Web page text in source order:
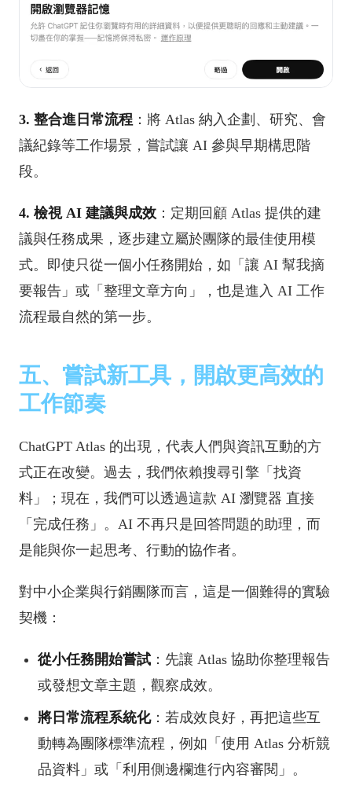
3. 整合進日常流程 ：將 Atlas 納入企劃、研究、會
議紀錄等工作場景，嘗試讓 AI 參與早期構思階
段。
4. 檢視 AI 建議與成效 ：定期回顧 Atlas 提供的建
議與任務成果，逐步建立屬於團隊的最佳使用模
式。即使只從一個小任務開始，如「讓 AI 幫我摘
要報告」或「整理文章方向」，也是進入 AI 工作
流程最自然的第一步。
五、嘗試新工具，開啟更高效的
工作節奏
ChatGPT Atlas 的出現，代表人們與資訊互動的方
式正在改變。過去，我們依賴搜尋引擎「找資
料」；現在，我們可以透過這款 AI 瀏覽器 直接
「完成任務」。AI 不再只是回答問題的助理，而
是能與你一起思考、行動的協作者。
對中小企業與行銷團隊而言，這是一個難得的實驗
契機：
從小任務開始嘗試 ：先讓 Atlas 協助你整理報告
或發想文章主題，觀察成效。
將日常流程系統化：若成效良好，再把這些互
動轉為團隊標準流程，例如「使用 Atlas 分析競
品資料」或「利用側邊欄進行內容審閱」。